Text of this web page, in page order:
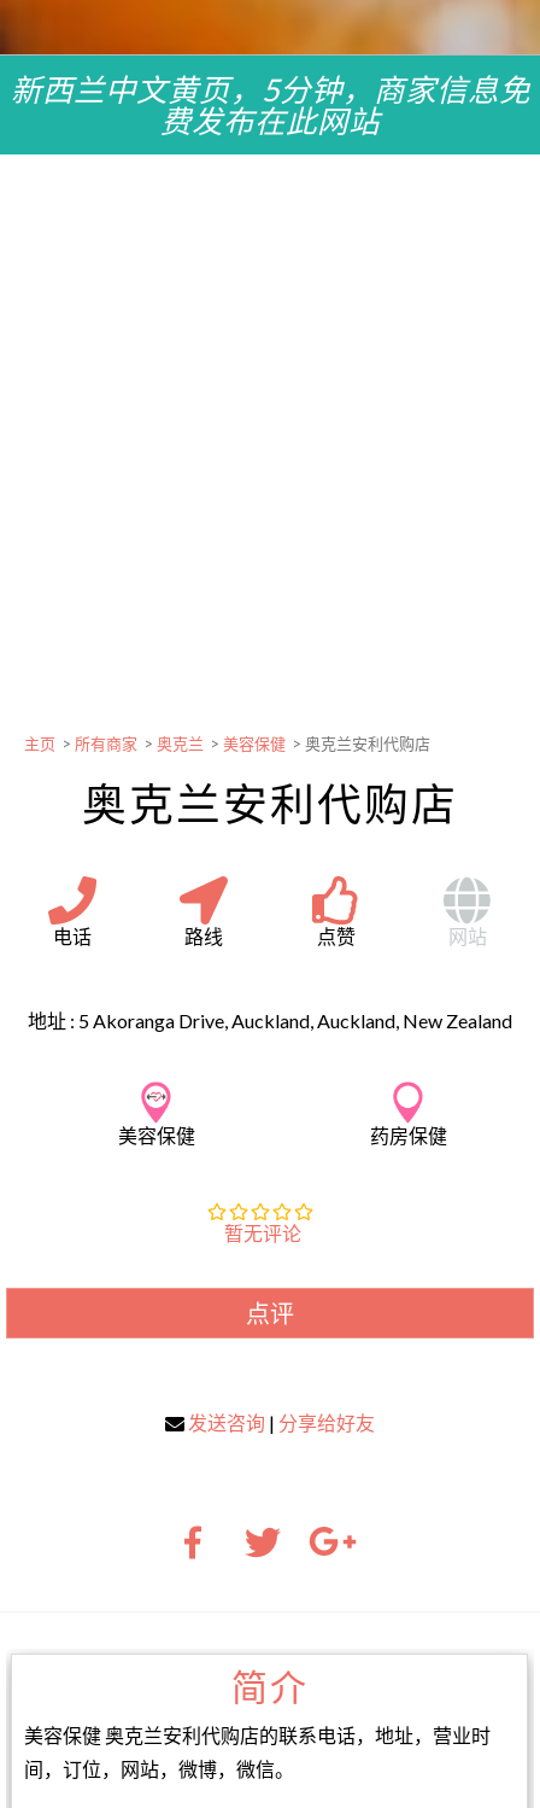
新西兰中文黄页，5分钟，商家信息免
费发布在此网站
主页 > 所有商家 > 奥克兰 > 美容保健 > 奥克兰安利代购店
奥克兰安利代购店
电话 路线 点赞 网站
地址 : 5 Akoranga Drive, Auckland, Auckland, New Zealand
美容保健 药房保健
暂无评论
点评
发送咨询 | 分享给好友
简介
美容保健 奥克兰安利代购店的联系电话，地址，营业时
间，订位，网站，微博，微信。